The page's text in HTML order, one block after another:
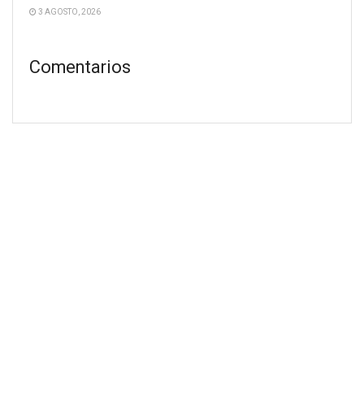
3 AGOSTO, 2026
Comentarios